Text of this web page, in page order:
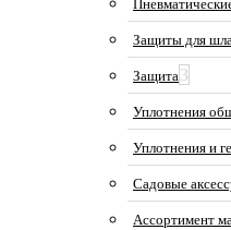
Защиты для
Защита3
Уплотнения
Уплотнения и
Садовые
Ассортимент